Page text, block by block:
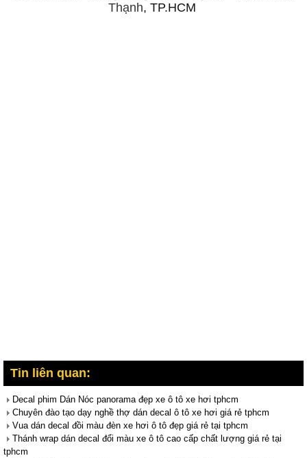
Thạnh, TP.HCM
Tin liên quan:
Decal phim Dán Nóc panorama đẹp xe ô tô xe hơi tphcm
Chuyên đào tạo dạy nghề thợ dán decal ô tô xe hơi giá rẻ tphcm
Vua dán decal đồi màu đèn xe hơi ô tô đẹp giá rẻ tại tphcm
Thánh wrap dán decal đổi màu xe ô tô cao cấp chất lượng giá rẻ tại
tphcm